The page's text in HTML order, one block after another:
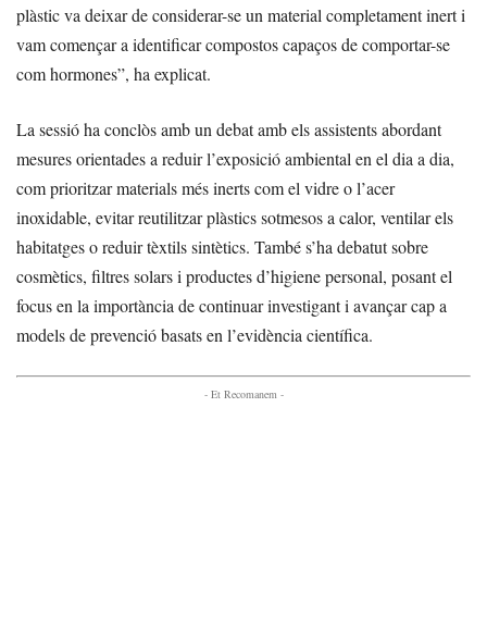
plàstic va deixar de considerar-se un material completament inert i
vam començar a identificar compostos capaços de comportar-se
com hormones”, ha explicat.
La sessió ha conclòs amb un debat amb els assistents abordant
mesures orientades a reduir l’exposició ambiental en el dia a dia,
com prioritzar materials més inerts com el vidre o l’acer
inoxidable, evitar reutilitzar plàstics sotmesos a calor, ventilar els
habitatges o reduir tèxtils sintètics. També s’ha debatut sobre
cosmètics, filtres solars i productes d’higiene personal, posant el
focus en la importància de continuar investigant i avançar cap a
models de prevenció basats en l’evidència científica.
- Et Recomanem -